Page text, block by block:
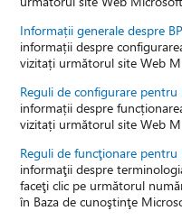
Informații generale despre
informații despre
vizitați următorul site Web
Reguli de configurare pentru
informații despre
vizitați următorul site Web
Reguli de funcţionare pentru
informaţii despre
faceţi clic pe următorul
în Baza de cunoştinţe